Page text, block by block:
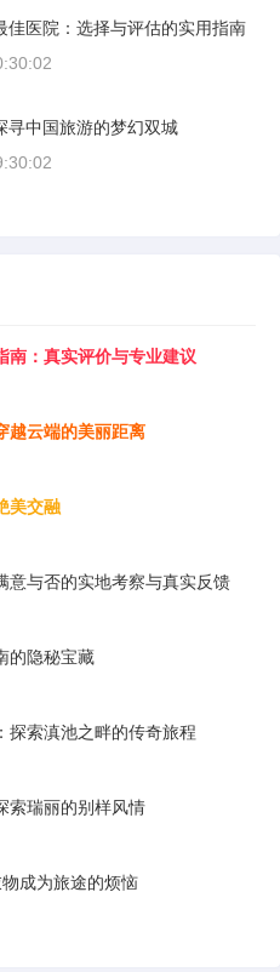
佳医院：选择与评估的实用指南
寻中国旅游的梦幻双城
南：真实评价与专业建议
越云端的美丽距离
美交融
意与否的实地考察与真实反馈
的隐秘宝藏
探索滇池之畔的传奇旅程
索瑞丽的别样风情
成为旅途的烦恼